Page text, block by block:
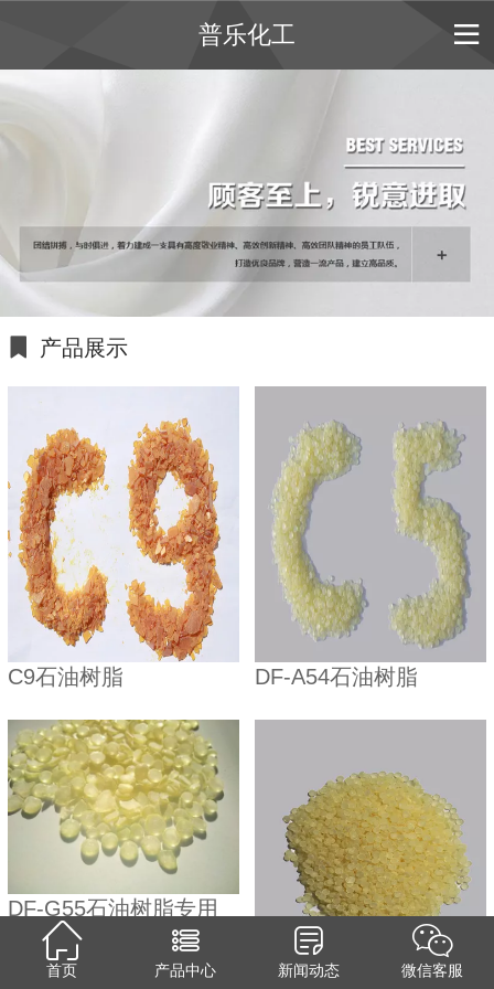
普乐化工
产品展示
C9石油树脂 DF-A54石油树脂
DF-G55石油树脂专用
于各类胶黏剂
首页 产品中心 新闻动态 微信客服